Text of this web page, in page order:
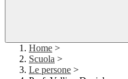
Home >
Scuola >
Le persone >